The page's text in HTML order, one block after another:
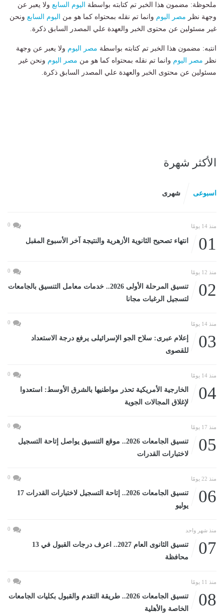
ملحوظة: مضمون هذا الخبر تم كتابته بواسطة اليوم السابع ولا يعبر عن
وجهة نظر مصر اليوم وانما تم نقله بمحتواه كما هو من اليوم السابع ونحن
غير مسئولين عن محتوى الخبر والعهدة علي المصدر السابق ذكرة.
انتبه: مضمون هذا الخبر تم كتابته بواسطة مصر اليوم ولا يعبر عن وجهة
نظر مصر اليوم وانما تم نقله بمحتواه كما هو من مصر اليوم ونحن غير
مسئولين عن محتوى الخبر والعهدة علي المصدر السابق ذكرة.
الأكثر شهرة
اسبوعى شهرى
منذ 14 يومًا 0
01 انتهاء تصحيح الثانوية الأزهرية والنتيجة آخر الأسبوع المقبل
منذ 12 يومًا 0
02
تنسيق المرحلة الأولى 2026.. خدمات معامل التنسيق بالجامعات
لتسجيل الرغبات مجانا
منذ 14 يومًا 0
03
إعلام عبرى: سلاح الجو الإسرائيلى يرفع درجة الاستعداد
للقصوى
منذ 14 يومًا 0
04
الخارجية الأمريكية تحذر مواطنيها بالشرق الأوسط: استعدوا
لإغلاق المجالات الجوية
منذ 17 يومًا 0
05
تنسيق الجامعات 2026.. موقع التنسيق يواصل إتاحة التسجيل
لاختبارات القدرات
منذ 22 يومًا 0
06
تنسيق الجامعات 2026.. إتاحة التسجيل لاختبارات القدرات 17
يوليو
منذ شهر واحد 0
07
تنسيق الثانوى العام 2027.. اعرف درجات القبول في 13
محافظة
منذ 11 يومًا 0
08
تنسيق الجامعات 2026.. طريقة التقدم والقبول بكليات الجامعات
الخاصة والأهلية